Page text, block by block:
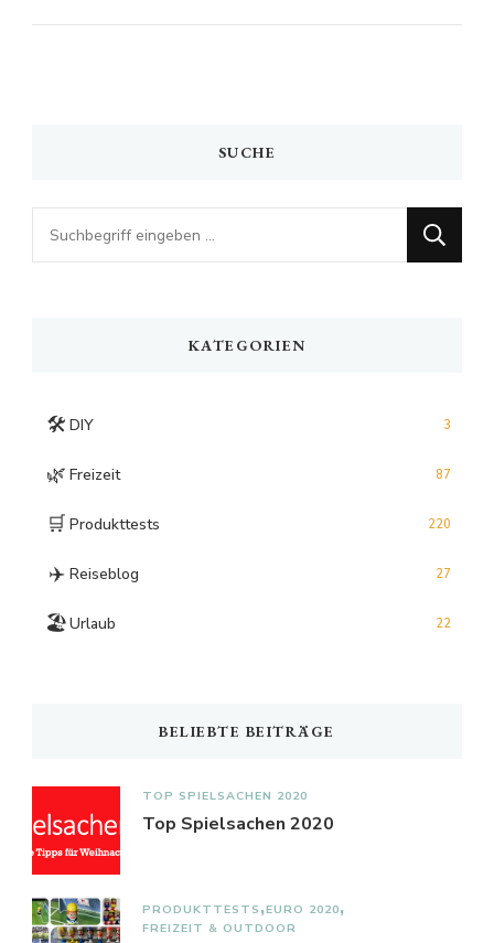
SUCHE
Looking
for
KATEGORIEN
🛠️ DIY 3
🌿 Freizeit 87
🛒 Produkttests 220
✈️ Reiseblog 27
🏖️Urlaub 22
BELIEBTE BEITRÄGE
TOP SPIELSACHEN 2020
Top Spielsachen 2020
PRODUKTTESTS EURO 2020
FREIZEIT & OUTDOOR